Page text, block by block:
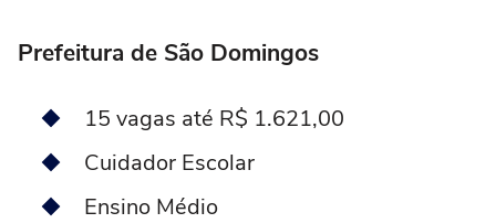
Prefeitura de São Domingos
15 vagas até R$ 1.621,00
Cuidador Escolar
Ensino Médio